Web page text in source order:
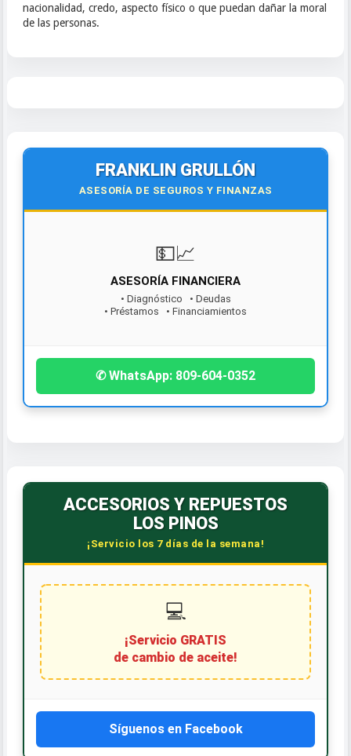
nacionalidad, credo, aspecto físico o que puedan dañar la moral
de las personas.
FRANKLIN GRULLÓN
ASESORÍA DE SEGUROS Y FINANZAS
• Diagnóstico • Deudas
• Préstamos • Financiamientos
¡Contáctanos hoy!
✆ WhatsApp: 809-604-0352
ACCESORIOS Y REPUESTOS
LOS PINOS
¡Servicio los 7 días de la semana!
💻
¡Servicio GRATIS
de cambio de aceite!
Síguenos en Facebook